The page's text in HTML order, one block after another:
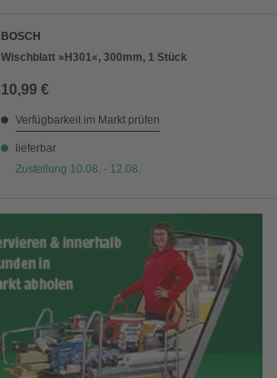
BOSCH
Wischblatt »H301«, 300mm, 1 Stück
10,99 €
Verfügbarkeit im Markt prüfen
lieferbar
Zustellung 10.08. - 12.08.